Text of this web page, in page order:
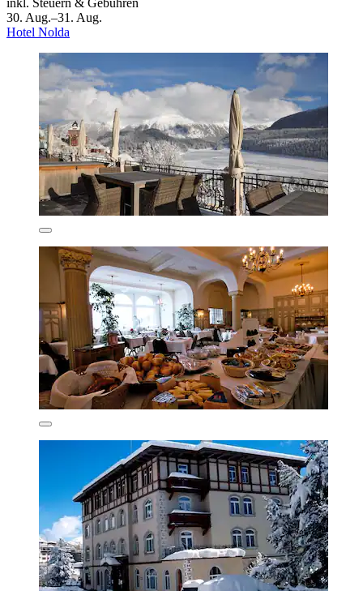
inkl. Steuern & Gebühren
30. Aug.–31. Aug.
Hotel Nolda